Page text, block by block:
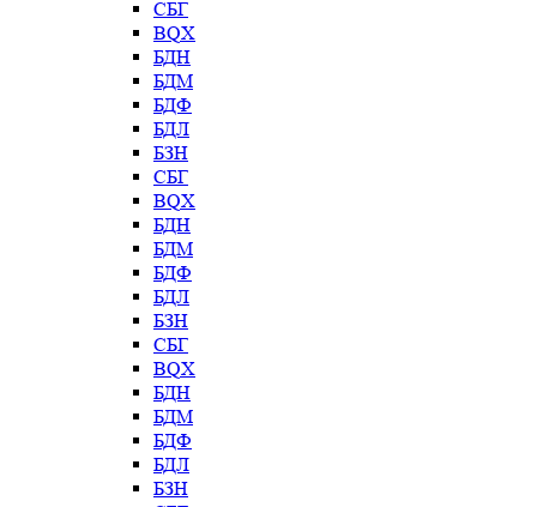
СБГ
BQX
БДН
БДМ
БДФ
БДЛ
БЗН
СБГ
BQX
БДН
БДМ
БДФ
БДЛ
БЗН
СБГ
BQX
БДН
БДМ
БДФ
БДЛ
БЗН